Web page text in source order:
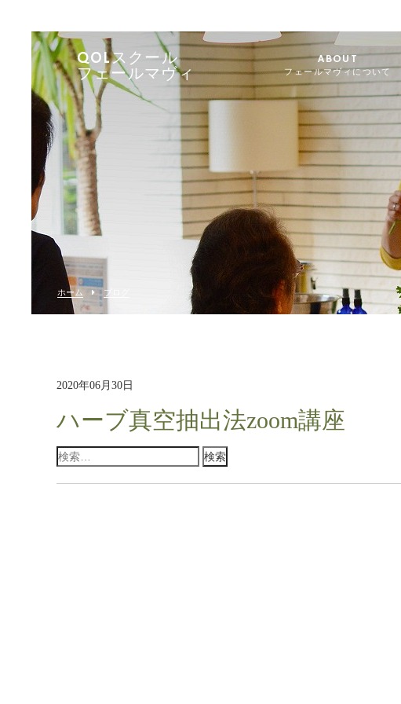
QOLスクール
フェールマヴィ
ABOUT
フェールマヴィについて
ホーム ブログ
2020年06月30日
ハーブ真空抽出法zoom講座
検